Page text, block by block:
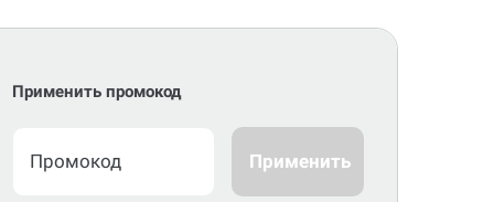
Применить промокод
Применить